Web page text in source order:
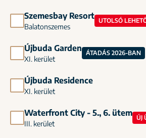
Szemesbay Resort
Balatonszemes
UTOLSÓ
Újbuda Garden
XI. kerület
ÁTADÁS 2026-BAN
Újbuda Residence
XI. kerület
Waterfront City - 5., 6. ütem
III. kerület
ÚJ